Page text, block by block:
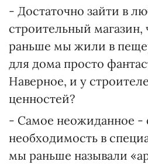
- Достаточно зайти в
строительный магазин,
раньше мы жили в
для дома просто
Наверное, и у
ценностей?
- Самое неожиданное -
необходимость в
мы раньше называли